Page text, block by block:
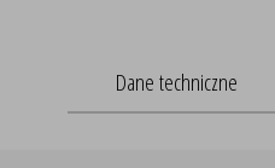
Dane techniczne